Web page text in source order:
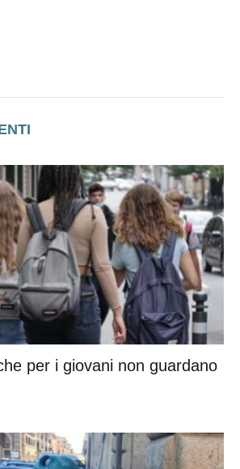
per i giovani non guardano